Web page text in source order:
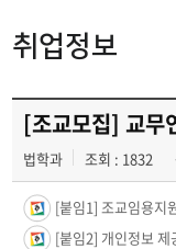
취업정보
[조교모집] 교무
법학과 조회 : 1832
[붙임1] 조교임용지
[붙임2] 개인정보